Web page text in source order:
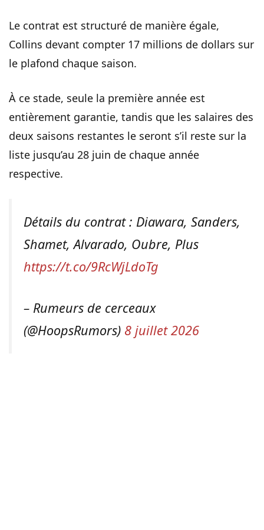
Le contrat est structuré de manière égale,
Collins devant compter 17 millions de dollars sur
le plafond chaque saison.
À ce stade, seule la première année est
entièrement garantie, tandis que les salaires des
deux saisons restantes le seront s’il reste sur la
liste jusqu’au 28 juin de chaque année
respective.
Détails du contrat : Diawara, Sanders,
Shamet, Alvarado, Oubre, Plus
https://t.co/9RcWjLdoTg
– Rumeurs de cerceaux
(@HoopsRumors) 8 juillet 2026